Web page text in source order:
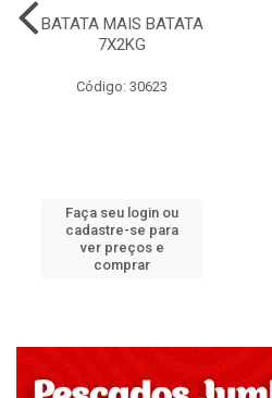
BATATA MAIS BATATA
7X2KG
Código: 30623
Faça seu login ou
cadastre-se para
ver preços e
comprar